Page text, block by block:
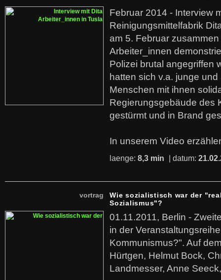
Februar 2014 - Interview
Reinigungsmittelfabrik
am 5. Februar
Arbeiter_innen
Polizei brutal angegriffen
hatten sich v.a. junge
Menschen mit ihnen
Regierungsgebäude des
gestürmt und in Brand
In unserem Video
laenge: 8,3 min | datum:
vortrag
Wie sozialistisch war der
Sozialismus"?
01.11.2011, Berlin -
in der
Kommunismus?". Auf
Hürtgen, Helmut Bock,
Landmesser, Anne